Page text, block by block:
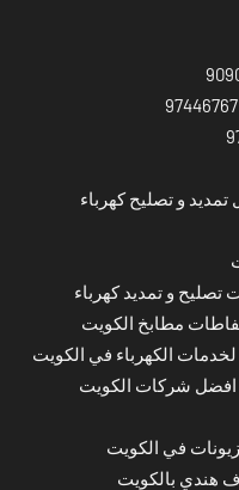
و تصليح كهرباء
و تمديد كهرباء
مطابخ الكويت
الكهرباء في الكويت
شركات الكويت
في الكويت
هندي بالكويت